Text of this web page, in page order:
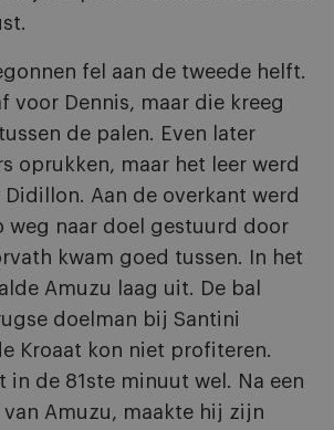
fel aan de tweede helft.
voor Dennis, maar die kreeg
de palen. Even later
oprukken, maar het leer werd
Aan de overkant werd
weg naar doel gestuurd door
kwam goed tussen. In het
Amuzu laag uit. De bal
doelman bij Santini
Kroaat kon niet profiteren.
in de 81ste minuut wel. Na een
Amuzu, maakte hij zijn